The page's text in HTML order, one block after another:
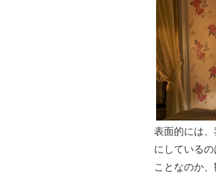
表面的には
にしている
ことなのか